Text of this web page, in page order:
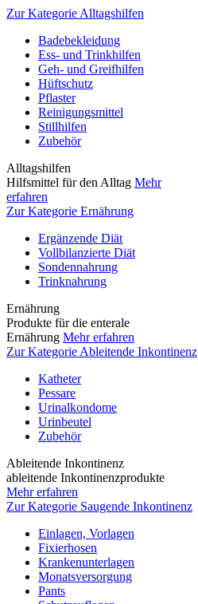
Zur Kategorie Alltagshilfen
Badebekleidung
Ess- und Trinkhilfen
Geh- und Greifhilfen
Hüftschutz
Pflaster
Reinigungsmittel
Stillhilfen
Zubehör
Alltagshilfen
Hilfsmittel für den Alltag Mehr
erfahren
Zur Kategorie Ernährung
Ergänzende Diät
Vollbilanzierte Diät
Sondennahrung
Trinknahrung
Ernährung
Produkte für die enterale
Ernährung Mehr erfahren
Zur Kategorie Ableitende Inkontinenz
Katheter
Pessare
Urinalkondome
Urinbeutel
Zubehör
Ableitende Inkontinenz
ableitende Inkontinenzprodukte
Mehr erfahren
Zur Kategorie Saugende Inkontinenz
Einlagen, Vorlagen
Fixierhosen
Krankenunterlagen
Monatsversorgung
Pants